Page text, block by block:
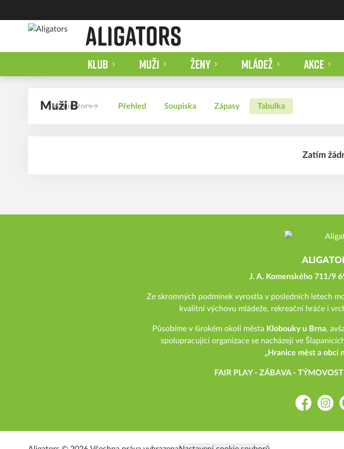
KLUB MUŽI ŽENY MLÁDEŽ AKCE
Muži B Přehled Soupiska Zápasy Tabulka
Zatím
J. A. Komenského 711/9
Ze skromných podmínek vyrostla v posledních letech
kvalitní výchovu mládeže, rekreační hráče i
Působíme v širokém okolí města Klobouky u Brna,
spolupracující organizace se nacházejí ve
„Hranice měst a obcí
FAIR PLAY - ZÁBAVA -
Facebook